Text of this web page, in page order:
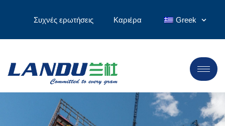
Συχνές ερωτήσεις Καριέρα Greek